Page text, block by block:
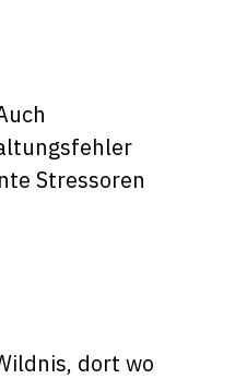
Stressoren
dort wo